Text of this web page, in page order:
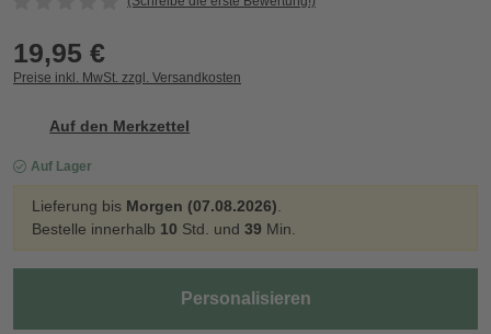
19,95 €
Preise inkl. MwSt. zzgl. Versandkosten
Auf den Merkzettel
Auf Lager
Lieferung bis Morgen (07.08.2026).
Bestelle innerhalb 10 Std. und 39 Min.
Personalisieren